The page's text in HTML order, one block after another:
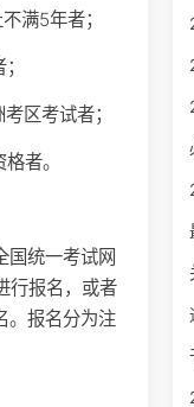
满5年者；
区考试者；
者。
国统一考试网
行报名，或者
。报名分为注